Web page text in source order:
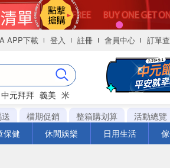
APP下載 登入 註冊 會員中心 訂單
中元拜拜 義美 米
檔期促銷 整箱購划算 活動總覽
保健 休閒娛樂 日用生活